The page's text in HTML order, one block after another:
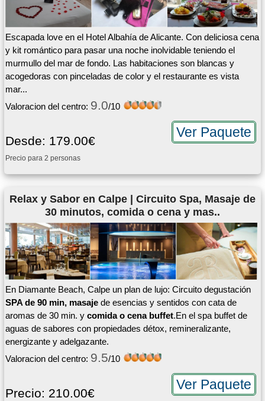
Escapada love en el Hotel Albahía de Alicante. Con deliciosa cena
y kit romántico para pasar una noche inolvidable teniendo el
murmullo del mar de fondo. Las habitaciones son blancas y
acogedoras con pinceladas de color y el restaurante es vista
mar...
Valoracion del centro: 9.0/10
Ver Paquete
Desde: 179.00€
Precio para 2 personas
Relax y Sabor en Calpe | Circuito Spa, Masaje de
30 minutos, comida o cena y mas..
En Diamante Beach, Calpe un plan de lujo: Circuito degustación
SPA de 90 min, masajede esencias y sentidos con cata de
aromas de 30 min. y comida o cena buffet.En el spa buffet de
aguas de sabores con propiedades détox, remineralizante,
energizante y adelgazante.
Valoracion del centro: 9.5/10
Ver Paquete
Precio: 210.00€